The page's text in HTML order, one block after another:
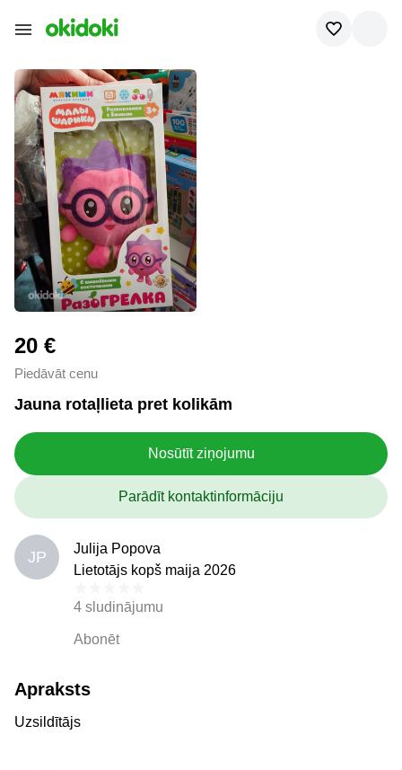
20 €
Piedāvāt cenu
Jauna rotaļlieta pret kolikām
Nosūtīt ziņojumu
Parādīt kontaktinformāciju
JP
Julija Popova
Lietotājs kopš maija 2026
4 sludinājumu
Abonēt
Apraksts
Uzsildītājs